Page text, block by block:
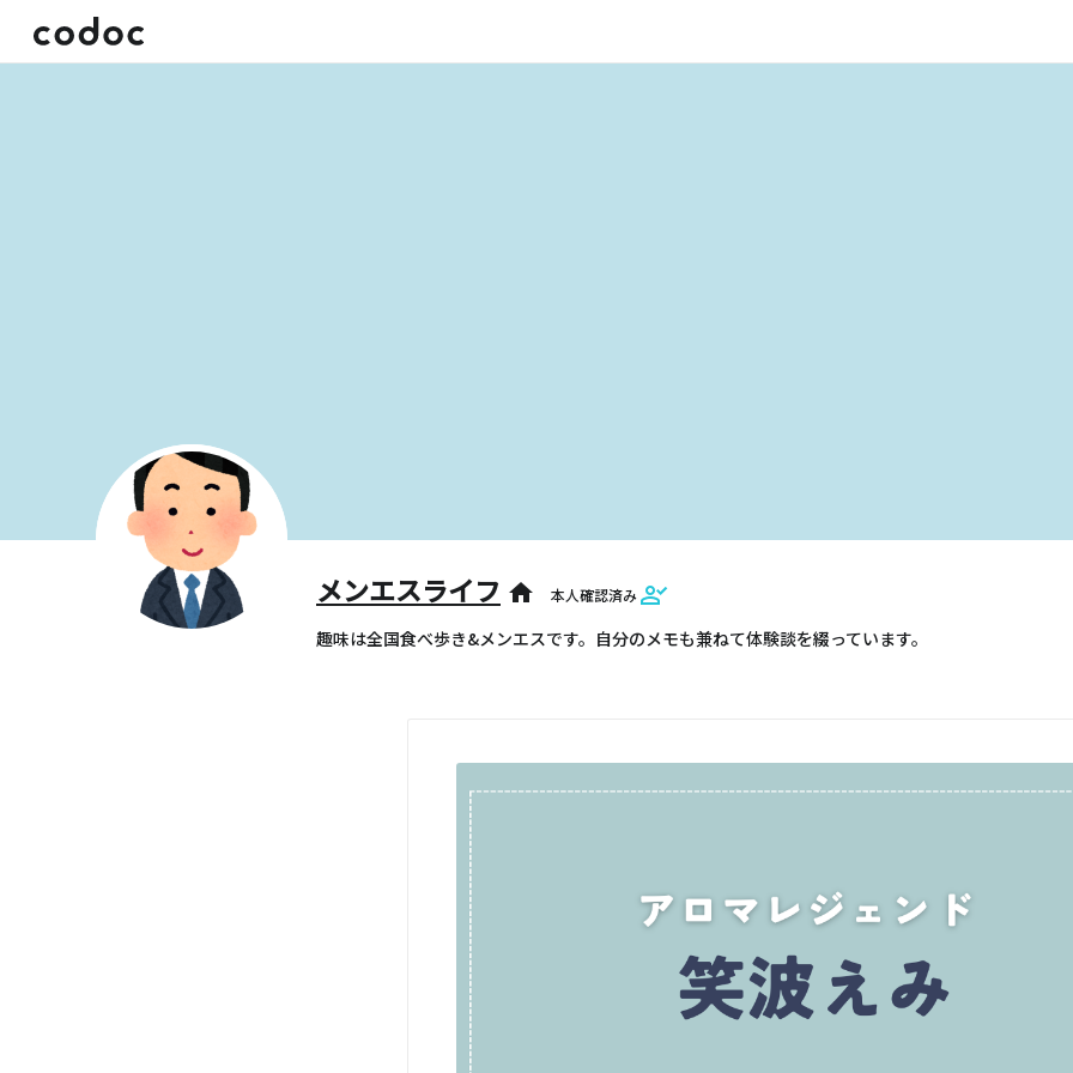
メンエスライフ home 本人確認済み
趣味は全国食べ歩き&メンエスです。自分のメモも兼ねて体験談を綴っています。